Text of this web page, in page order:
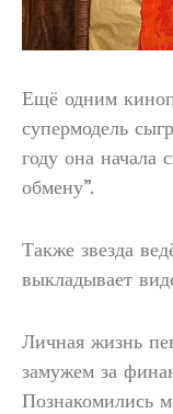
Ещё одним
супермодель
году она начала
обмену”.
Также звезда
выкладывает
Личная жизнь
замужем за
Познакомились